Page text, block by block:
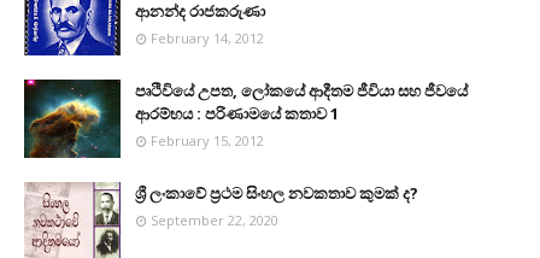
ආනන්ද රාජකරුණා
February 14, 2012
පෘථිවියේ උපත, ලෝකයේ ආදීතම ජීවියා සහ ජීවයේ
ආරම්භය : පරිණාමයේ කතාව 1
February 15, 2012
ශ්‍රී ලංකාවේ ප්‍රථම සිංහල නවකතාව කුමක් ද?
September 22, 2020